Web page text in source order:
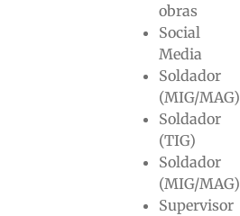
obras
Social
Media
Soldador
(MIG/MAG)
Soldador
(TIG)
Soldador
(MIG/MAG)
Supervisor